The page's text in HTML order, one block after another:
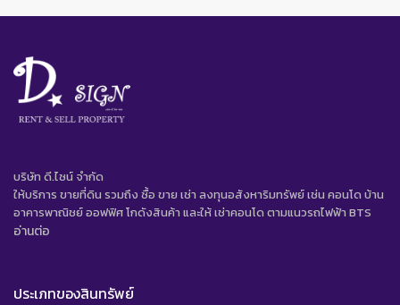
บริษัท ดี.ไซน์ จํากัด
ให้บริการ ขายที่ดิน รวมถึง ซื้อ ขาย เช่า ลงทุนอสังหาริมทรัพย์ เช่น คอนโด บ้าน
อาคารพาณิชย์ ออฟฟิศ โกดังสินค้า และให้ เช่าคอนโด ตามแนวรถไฟฟ้า BTS
อ่านต่อ
ประเภทของสินทรัพย์